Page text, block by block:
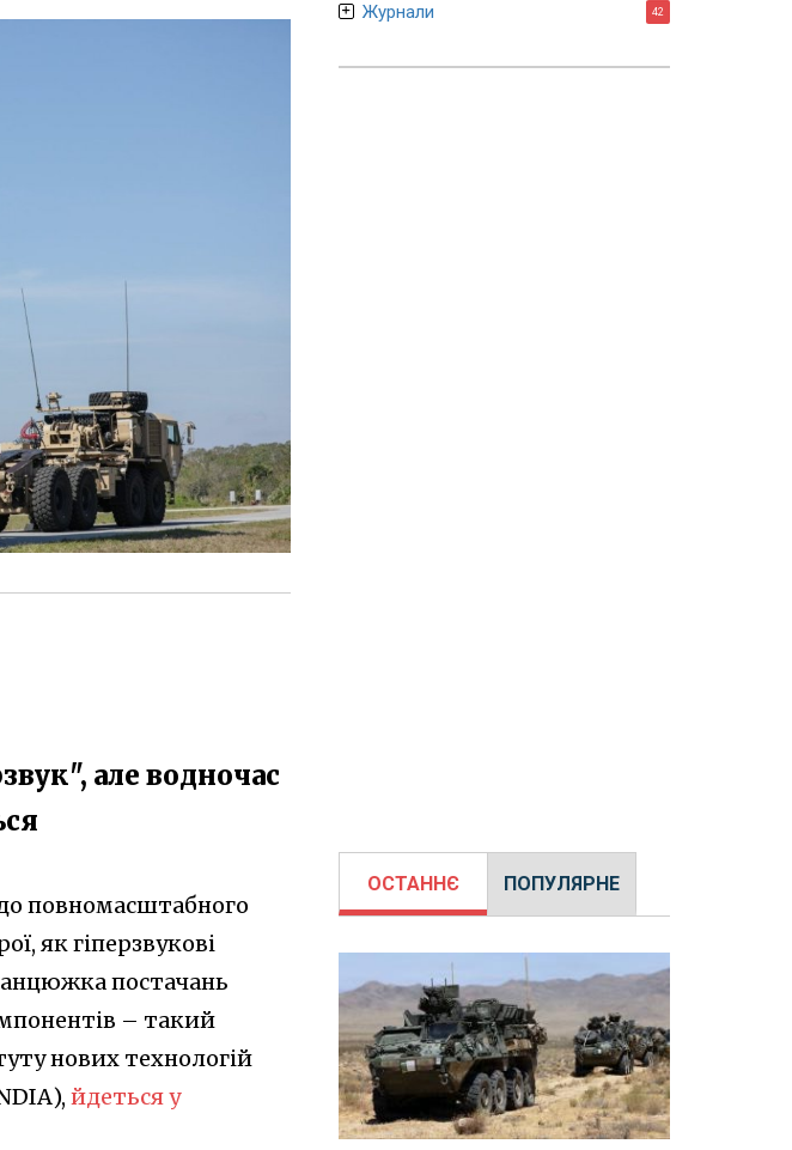
але водночас
повномасштабного
як гіперзвукові
постачань
– такий
нових технологій
йдеться у
Журнали 42
ОСТАННЄ ПОПУЛЯРНЕ